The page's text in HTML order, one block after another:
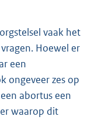
vaak het
Hoewel er
een
ongeveer zes op
abortus een
waarop dit